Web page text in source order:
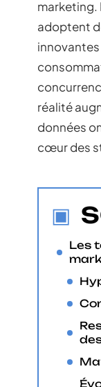
marketing.
adoptent
réalité
données
cœur des
Les